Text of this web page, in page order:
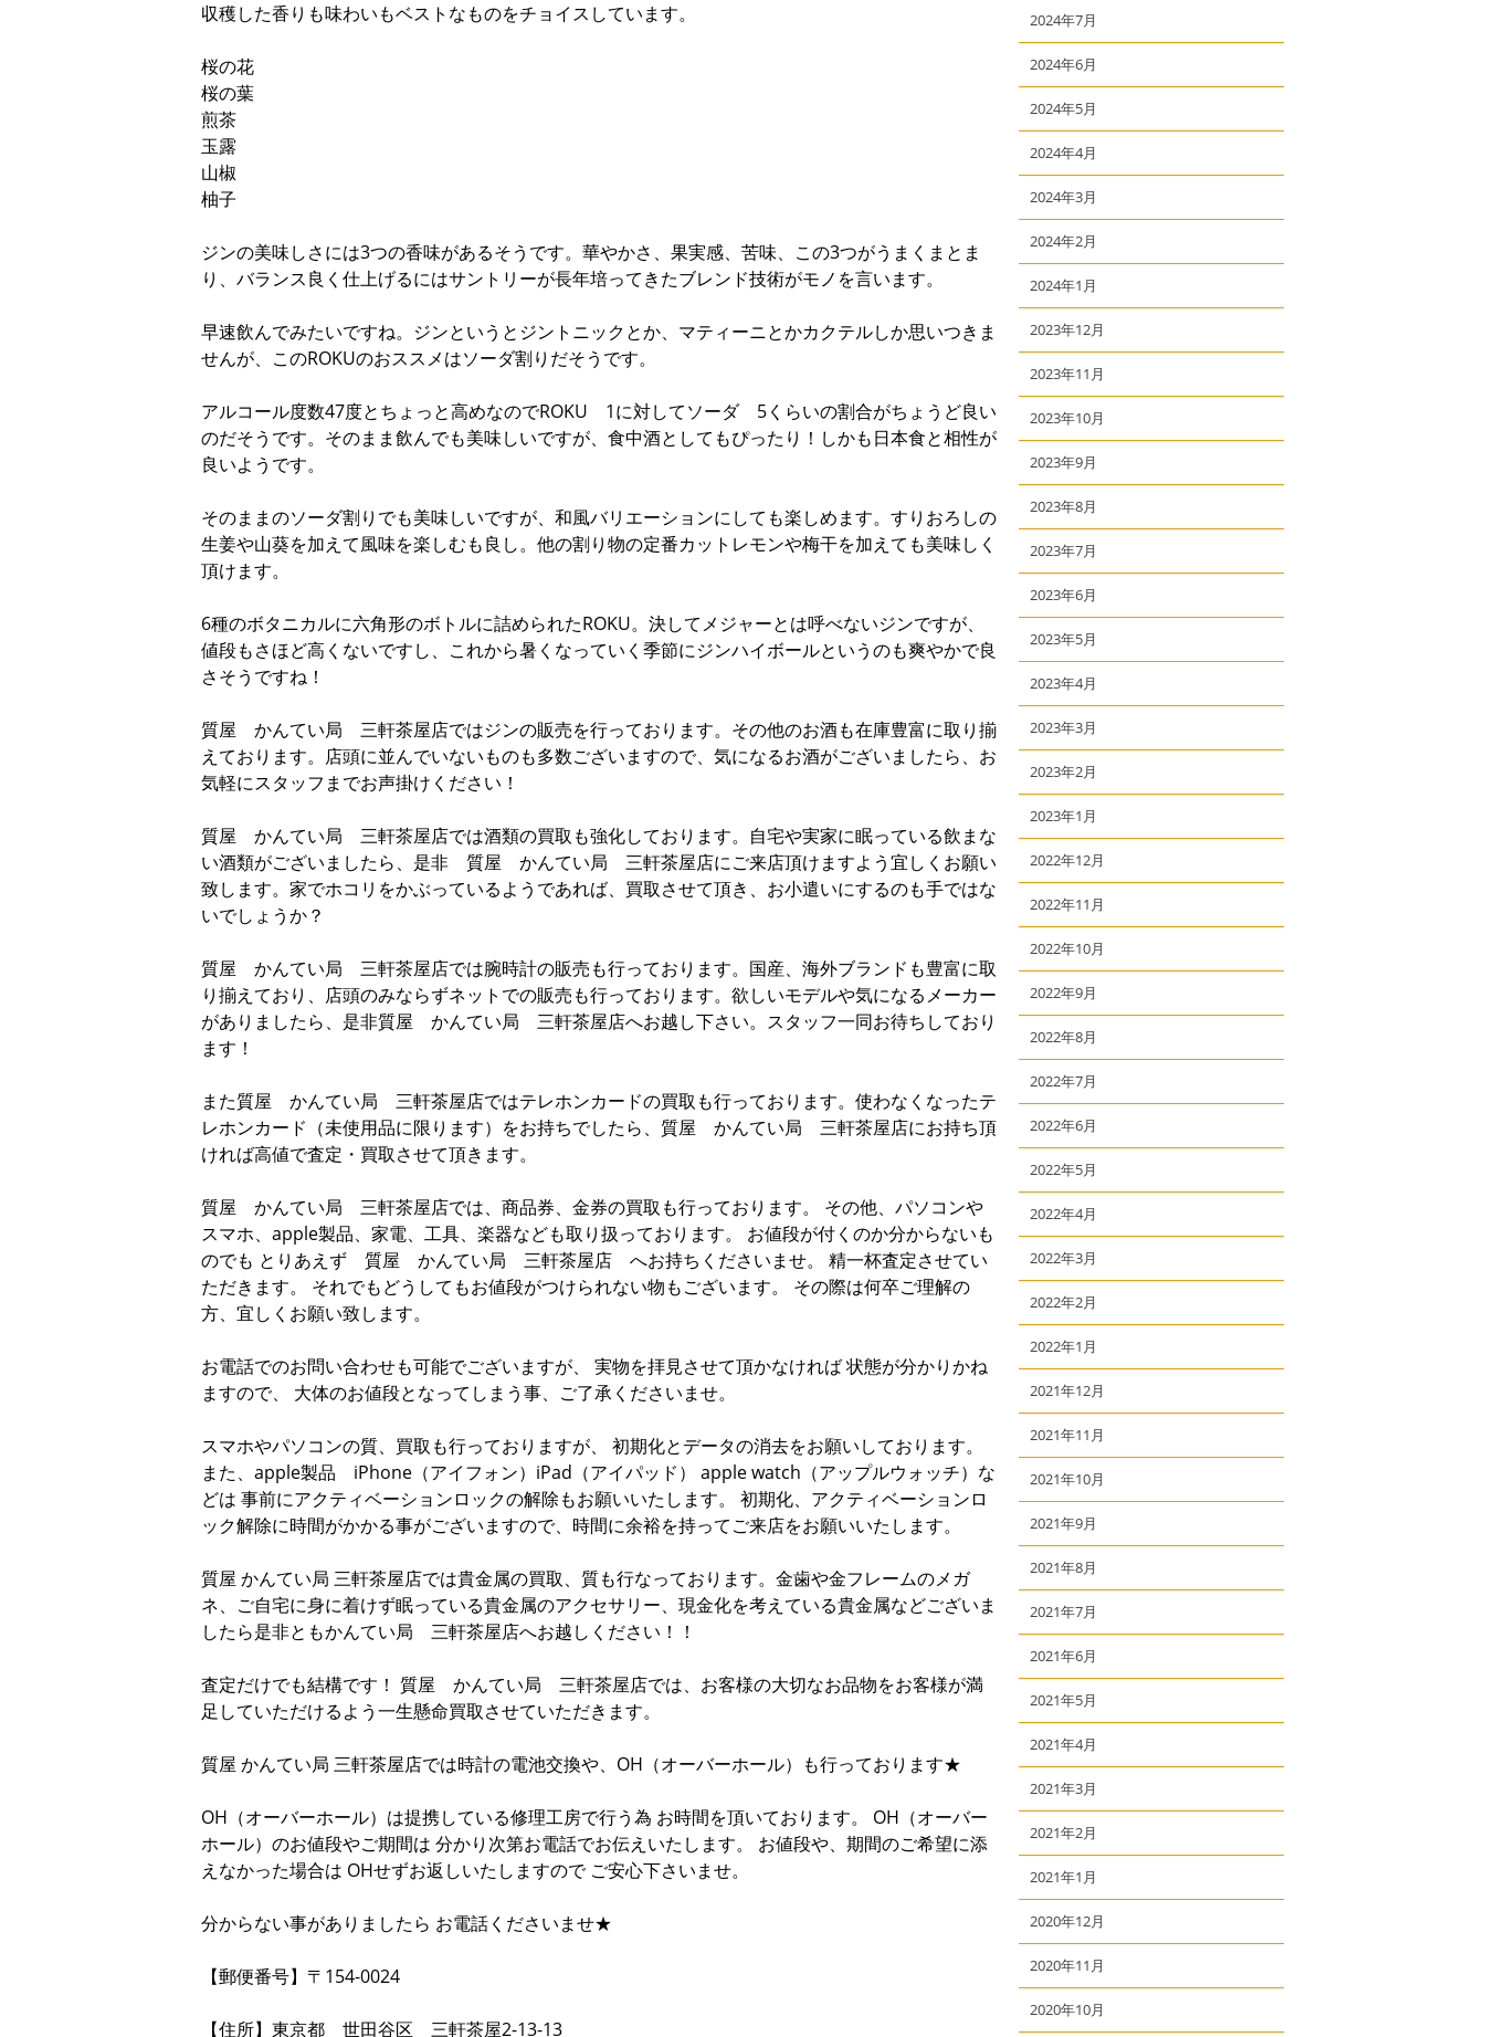
収穫した香りも味わいもベストなものをチョイスしています。
桜の花
桜の葉
煎茶
玉露
山椒
柚子
ジンの美味しさには3つの香味があるそうです。華やかさ、果実感、苦味、この3つがうまくまとま
り、バランス良く仕上げるにはサントリーが長年培ってきたブレンド技術がモノを言います。
早速飲んでみたいですね。ジンというとジントニックとか、マティーニとかカクテルしか思いつきま
せんが、このROKUのおススメはソーダ割りだそうです。
アルコール度数47度とちょっと高めなのでROKU 1に対してソーダ 5くらいの割合がちょうど良い
のだそうです。そのまま飲んでも美味しいですが、食中酒としてもぴったり！しかも日本食と相性が
良いようです。
そのままのソーダ割りでも美味しいですが、和風バリエーションにしても楽しめます。すりおろしの
生姜や山葵を加えて風味を楽しむも良し。他の割り物の定番カットレモンや梅干を加えても美味しく
頂けます。
6種のボタニカルに六角形のボトルに詰められたROKU。決してメジャーとは呼べないジンですが、
値段もさほど高くないですし、これから暑くなっていく季節にジンハイボールというのも爽やかで良
さそうですね！
質屋 かんてい局 三軒茶屋店ではジンの販売を行っております。その他のお酒も在庫豊富に取り揃
えております。店頭に並んでいないものも多数ございますので、気になるお酒がございましたら、お
気軽にスタッフまでお声掛けください！
質屋 かんてい局 三軒茶屋店では酒類の買取も強化しております。自宅や実家に眠っている飲まな
い酒類がございましたら、是非 質屋 かんてい局 三軒茶屋店にご来店頂けますよう宜しくお願い
致します。家でホコリをかぶっているようであれば、買取させて頂き、お小遣いにするのも手ではな
いでしょうか？
質屋 かんてい局 三軒茶屋店では腕時計の販売も行っております。国産、海外ブランドも豊富に取
り揃えており、店頭のみならずネットでの販売も行っております。欲しいモデルや気になるメーカー
がありましたら、是非質屋 かんてい局 三軒茶屋店へお越し下さい。スタッフ一同お待ちしており
ます！
また質屋 かんてい局 三軒茶屋店ではテレホンカードの買取も行っております。使わなくなったテ
レホンカード（未使用品に限ります）をお持ちでしたら、質屋 かんてい局 三軒茶屋店にお持ち頂
ければ高値で査定・買取させて頂きます。
質屋 かんてい局 三軒茶屋店では、商品券、金券の買取も行っております。 その他、パソコンや
スマホ、apple製品、家電、工具、楽器なども取り扱っております。 お値段が付くのか分からないも
のでも とりあえず 質屋 かんてい局 三軒茶屋店 へお持ちくださいませ。 精一杯査定させてい
ただきます。 それでもどうしてもお値段がつけられない物もございます。 その際は何卒ご理解の
方、宜しくお願い致します。
お電話でのお問い合わせも可能でございますが、 実物を拝見させて頂かなければ 状態が分かりかね
ますので、 大体のお値段となってしまう事、ご了承くださいませ。
スマホやパソコンの質、買取も行っておりますが、 初期化とデータの消去をお願いしております。
また、apple製品 iPhone（アイフォン）iPad（アイパッド） apple watch（アップルウォッチ）な
どは 事前にアクティベーションロックの解除もお願いいたします。 初期化、アクティベーションロ
ック解除に時間がかかる事がございますので、時間に余裕を持ってご来店をお願いいたします。
質屋 かんてい局 三軒茶屋店では貴金属の買取、質も行なっております。金歯や金フレームのメガ
ネ、ご自宅に身に着けず眠っている貴金属のアクセサリー、現金化を考えている貴金属などございま
したら是非ともかんてい局 三軒茶屋店へお越しください！！
査定だけでも結構です！ 質屋 かんてい局 三軒茶屋店では、お客様の大切なお品物をお客様が満
足していただけるよう一生懸命買取させていただきます。
質屋 かんてい局 三軒茶屋店では時計の電池交換や、OH（オーバーホール）も行っております★
OH（オーバーホール）は提携している修理工房で行う為 お時間を頂いております。 OH（オーバー
ホール）のお値段やご期間は 分かり次第お電話でお伝えいたします。 お値段や、期間のご希望に添
えなかった場合は OHせずお返しいたしますので ご安心下さいませ。
分からない事がありましたら お電話くださいませ★
【郵便番号】〒154-0024
【住所】東京都 世田谷区 三軒茶屋2-13-13
2024年7月
2024年6月
2024年5月
2024年4月
2024年3月
2024年2月
2024年1月
2023年12月
2023年11月
2023年10月
2023年9月
2023年8月
2023年7月
2023年6月
2023年5月
2023年4月
2023年3月
2023年2月
2023年1月
2022年12月
2022年11月
2022年10月
2022年9月
2022年8月
2022年7月
2022年6月
2022年5月
2022年4月
2022年3月
2022年2月
2022年1月
2021年12月
2021年11月
2021年10月
2021年9月
2021年8月
2021年7月
2021年6月
2021年5月
2021年4月
2021年3月
2021年2月
2021年1月
2020年12月
2020年11月
2020年10月